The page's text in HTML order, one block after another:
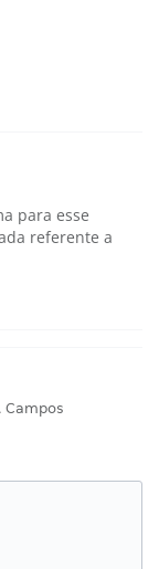
para esse
referente a
Campos